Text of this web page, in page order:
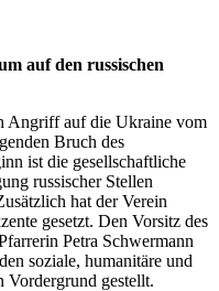
auf den russischen
Angriff auf die Ukraine vom
Bruch des
ist die gesellschaftliche
russischer Stellen
hat der Verein
gesetzt. Den Vorsitz des
Petra Schwermann
soziale, humanitäre und
Vordergrund gestellt.